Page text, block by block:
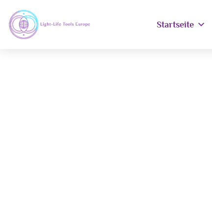
Startseite